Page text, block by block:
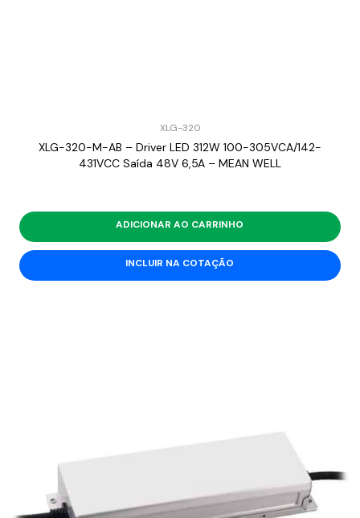
XLG-320
XLG-320-M-AB – Driver LED 312W 100-305VCA/142-
431VCC Saída 48V 6,5A – MEAN WELL
ADICIONAR AO CARRINHO
INCLUIR NA COTAÇÃO